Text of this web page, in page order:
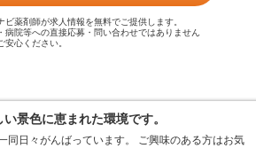
ビ薬剤師が求人情報を無料でご提供します。
病院等への直接応募・問い合わせではありません
安心ください。
景色に恵まれた環境です。
同日々がんばっています。 ご興味のある方はお気